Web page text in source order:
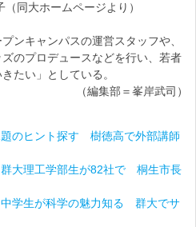
（同大ホームページより）
ンキャンパスの運営スタッフや、
のプロデュースなどを行い、若者
たい」としている。
（編集部＝峯岸武司）
のヒント探す 樹徳高で外部講師
大理工学部生が82社で 桐生市長
中学生が科学の魅力知る 群大でサ